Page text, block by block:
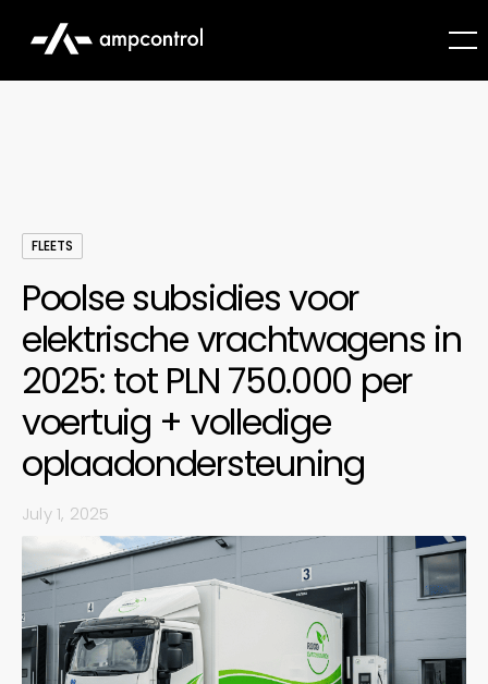
FLEETS
Poolse subsidies voor
elektrische vrachtwagens in
2025: tot PLN 750.000 per
voertuig + volledige
oplaadondersteuning
July 1, 2025